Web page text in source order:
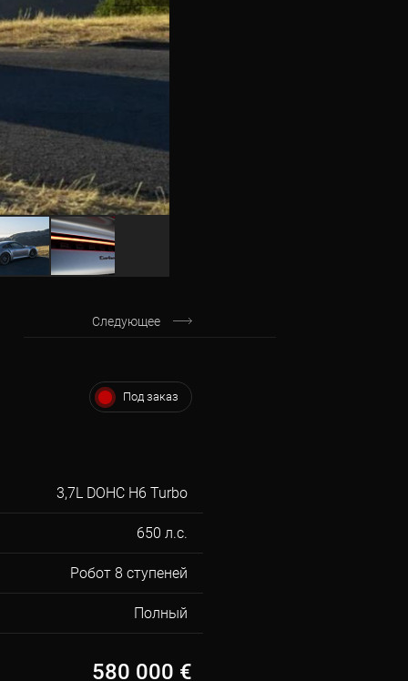
Следующее
Под заказ
3,7L DOHC H6 Turbo
650 л.с.
Робот 8 ступеней
Полный
580 000 €